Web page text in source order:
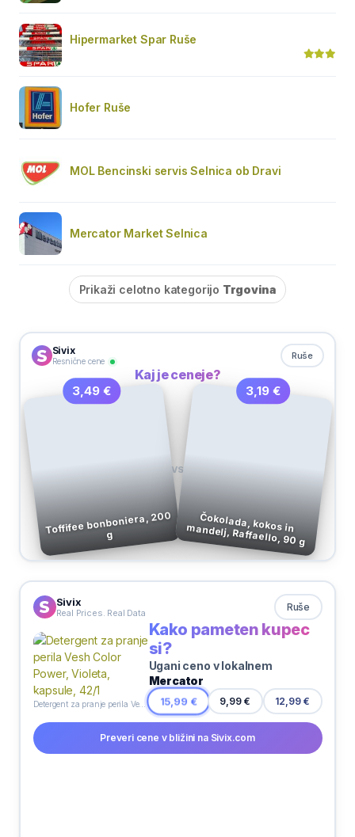
Hipermarket Spar Ruše
Hofer Ruše
MOL Bencinski servis Selnica ob Dravi
Mercator Market Selnica
Prikaži celotno kategorijo Trgovina
Sivix
Resnične cene
Ruše
Kaj je ceneje?
3,49 €
Toffifee bonboniera, 200
g
VS
3,19 €
Čokolada, kokos in mandelj, Raffaello, 90 g
Sivix
Real Prices. Real Data Ruše
Detergent za pranje perila Vesh Color Power, Violeta, kapsule, 42/1
Kako pameten kupec
si?
Ugani ceno v lokalnem
Mercator
15,99 € 9,99 € 12,99 €
Preveri cene v bližini na Sivix.com